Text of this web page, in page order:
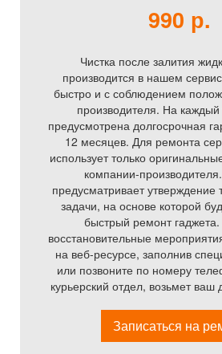
990 р.
Чистка после залития
производится в нашем
быстро и с соблюдением
производителя. На
предусмотрена долгосрочная
12 месяцев. Для ремонта
использует только
компании-
предусматривает утверждение
задачи, на основе которой
быстрый ремонт
восстановительные
на веб-ресурсе, заполнив
или позвоните по номеру
курьерский отдел, возьмет ваш
Записаться на